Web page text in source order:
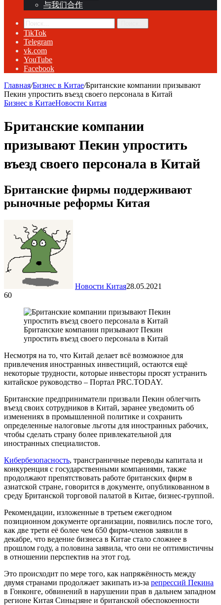
与我们合作
TikTok
Telegram
vk.com
YouTube
Facebook
Главная/Бизнес в Китае/Британские компании призывают
Пекин упростить въезд своего персонала в Китай
Бизнес в КитаеНовости Китая
Британские компании
призывают Пекин упростить
въезд своего персонала в Китай
Британские фирмы поддерживают
рыночные реформы Китая
Новости Китая28.05.2021
60
Британские компании призывают Пекин
упростить въезд своего персонала в Китай
Несмотря на то, что Китай делает всё возможное для
привлечения иностранных инвестиций, остаются ещё
некоторые трудности, которые инвесторы просят устранить
китайское руководство – Портал PRC.TODAY.
Британские предприниматели призвали Пекин облегчить
въезд своих сотрудников в Китай, заранее уведомить об
изменениях в промышленной политике и сохранить
определенные налоговые льготы для иностранных рабочих,
чтобы сделать страну более привлекательной для
иностранных специалистов.
Кибербезопасность, трансграничные переводы капитала и
конкуренция с государственными компаниями, также
продолжают препятствовать работе британских фирм в
азиатской стране, говорится в документе, опубликованном в
среду Британской торговой палатой в Китае, бизнес-группой.
Рекомендации, изложенные в третьем ежегодном
позиционном документе организации, появились после того,
как две трети её более чем 650 фирм-членов заявили в
декабре, что ведение бизнеса в Китае стало сложнее в
прошлом году, а половина заявила, что они не оптимистичны
в отношении перспектив на этот год.
Это происходит по мере того, как напряжённость между
двумя странами продолжает закипать из-за репрессий Пекина
в Гонконге, обвинений в нарушении прав в дальнем западном
регионе Китая Синьцзяне и британской обеспокоенности